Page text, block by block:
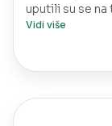
uputili su se na
Vidi više